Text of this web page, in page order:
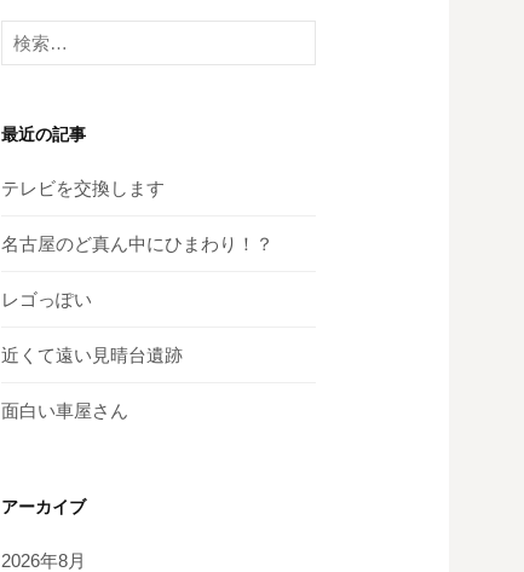
投
稿
検
索:
最近の記事
テレビを交換します
名古屋のど真ん中にひまわり！？
レゴっぽい
近くて遠い見晴台遺跡
面白い車屋さん
アーカイブ
2026年8月